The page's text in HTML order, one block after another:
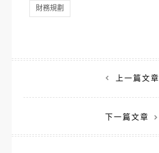
財務規劃
章
上一篇文章
下一篇文章